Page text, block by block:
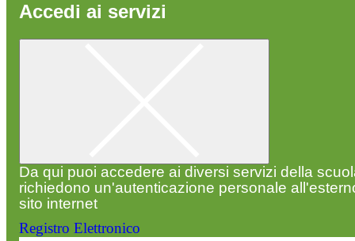
Accedi ai servizi
Da qui puoi accedere ai diversi servizi della
richiedono un'autenticazione personale
sito internet
Registro Elettronico